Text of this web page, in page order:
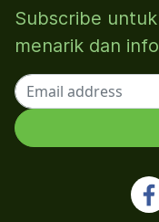
Subscribe
menarik dan